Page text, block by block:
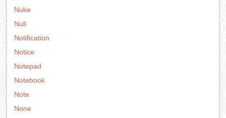
Nuke
Null
Notification
Notice
Notepad
Notebook
Note
None